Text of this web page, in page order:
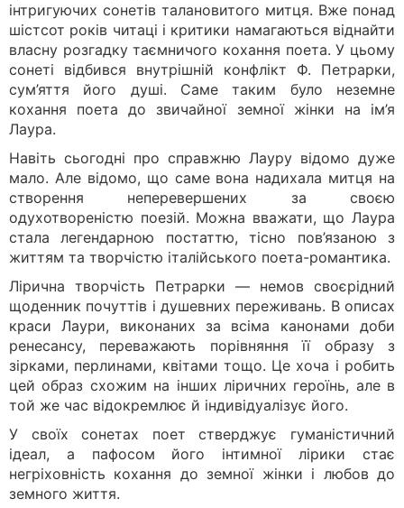
інтригуючих сонетів талановитого митця. Вже понад
шістсот років читаці і критики намагаються віднайти
власну розгадку таємничого кохання поета. У цьому
сонеті відбився внутрішній конфлікт Ф. Петрарки,
сум’яття його душі. Саме таким було неземне
кохання поета до звичайної земної жінки на ім’я
Лаура.
Навіть сьогодні про справжню Лауру відомо дуже
мало. Але відомо, що саме вона надихала митця на
створення неперевершених за своєю
одухотвореністю поезій. Можна вважати, що Лаура
стала легендарною постаттю, тісно пов’язаною з
життям та творчістю італійського поета-романтика.
Лірична творчість Петрарки — немов своєрідний
щоденник почуттів і душевних переживань. В описах
краси Лаури, виконаних за всіма канонами доби
ренесансу, переважають порівняння її образу з
зірками, перлинами, квітами тощо. Це хоча і робить
цей образ схожим на інших ліричних героїнь, але в
той же час відокремлює й індивідуалізує його.
У своїх сонетах поет стверджує гуманістичний
ідеал, а пафосом його інтимної лірики стає
негріховність кохання до земної жінки і любов до
земного життя.